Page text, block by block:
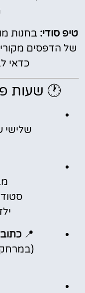
טיפ סודי: בחנות
של הדפסים
כדאי
🕐 שעות
שלישי עד
📍